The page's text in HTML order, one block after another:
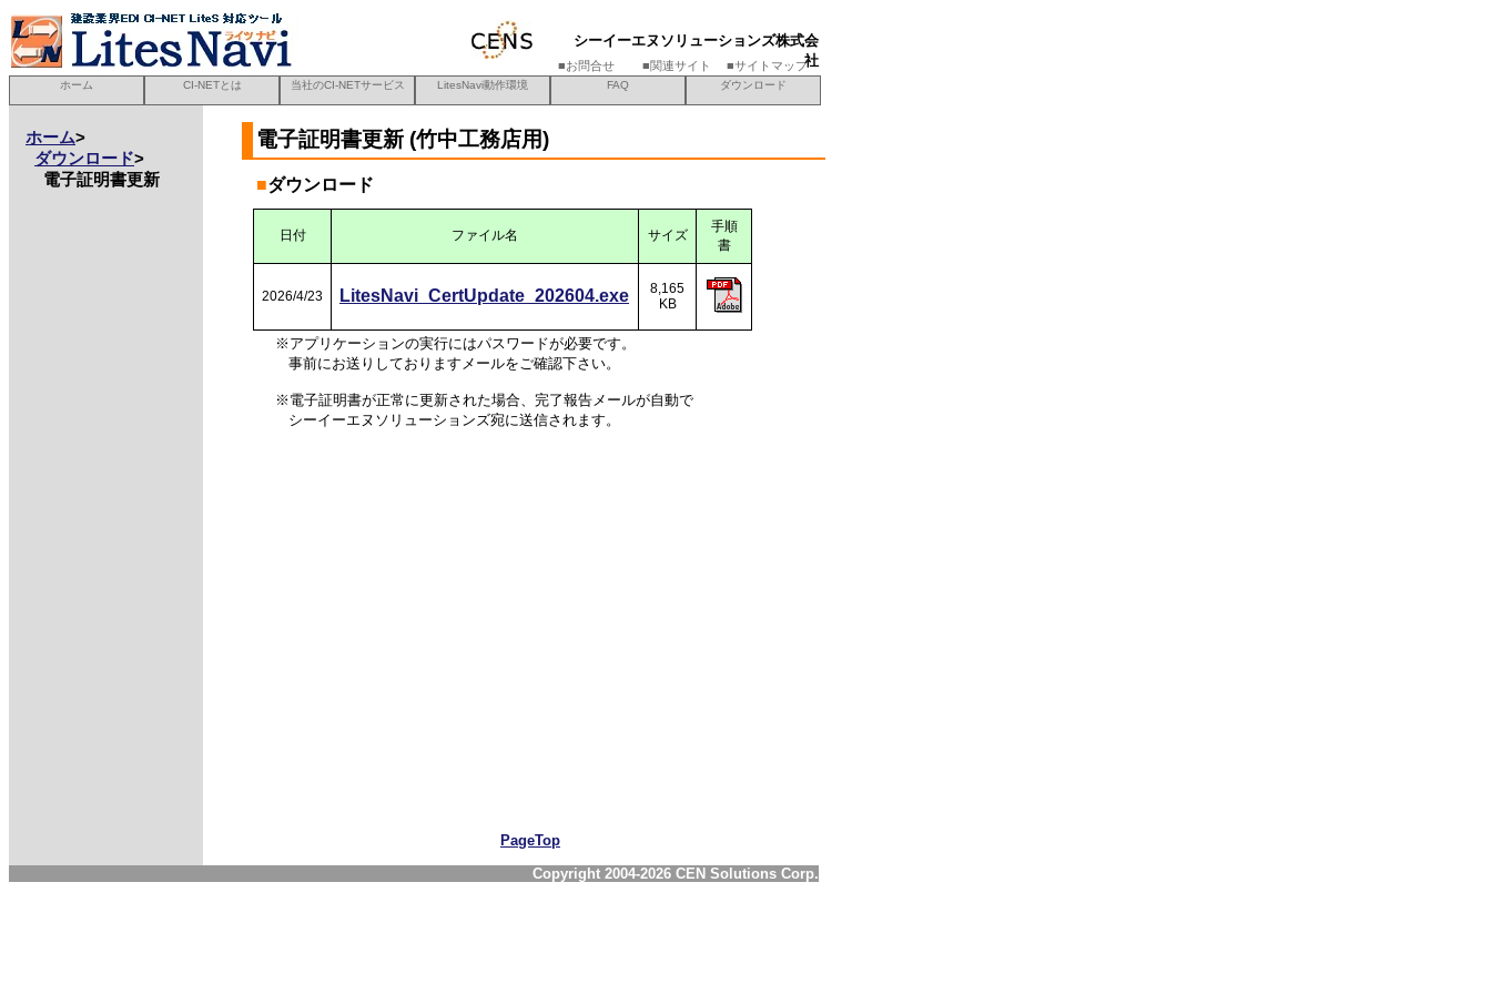
シーイーエヌソリューションズ株式会
社
■お問合せ ■関連サイト ■サイトマップ
ホーム CI-NETとは 当社のCI-NETサービス LitesNavi動作環境 FAQ ダウンロード
ホーム>
ダウンロード>
電子証明書更新
電子証明書更新 (竹中工務店用)
■ダウンロード
日付 ファイル名 サイズ
手順
書
2026/4/23 LitesNavi_CertUpdate_202604.exe
8,165
KB
※アプリケーションの実行にはパスワードが必要です。
事前にお送りしておりますメールをご確認下さい。
※電子証明書が正常に更新された場合、完了報告メールが自動で
シーイーエヌソリューションズ宛に送信されます。
PageTop
Copyright 2004-2026 CEN Solutions Corp.